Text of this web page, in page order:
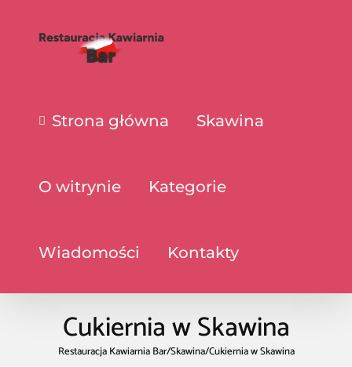
Strona główna Skawina
O witrynie Kategorie
Wiadomości Kontakty
Cukiernia w Skawina
Restauracja Kawiarnia Bar/Skawina/Cukiernia w Skawina